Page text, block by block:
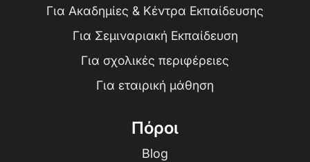
Για Ακαδημίες & Κέντρα Εκπαίδευσης
Για Σεμιναριακή Εκπαίδευση
Για σχολικές περιφέρειες
Για εταιρική μάθηση
Πόροι
Blog